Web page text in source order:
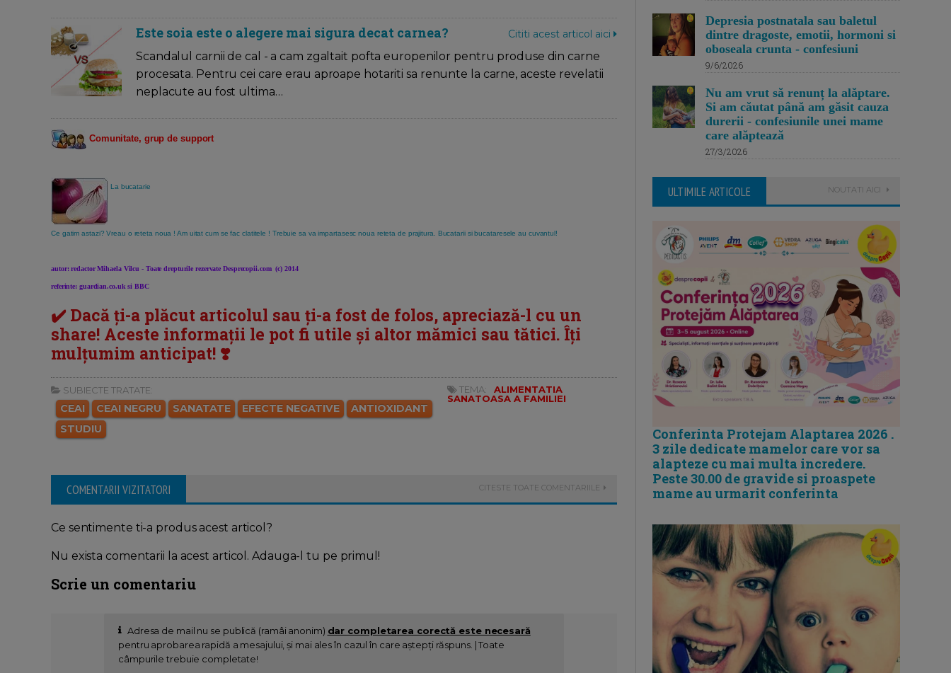
Cititi acest articol aici
Este soia este o alegere mai sigura decat carnea?
Scandalul carnii de cal - a cam zgaltait pofta europenilor pentru produse din carne
procesata. Pentru cei care erau aproape hotariti sa renunte la carne, aceste revelatii
neplacute au fost ultima…
Comunitate, grup de support
La bucatarie
Ce gatim astazi? Vreau o reteta noua ! Am uitat cum se fac clatitele ! Trebuie sa va impartasesc noua reteta de prajitura. Bucatarii si bucataresele au cuvantul!
autor: redactor Mihaela Vilcu - Toate drepturile rezervate Desprecopii.com (c) 2014
referinte: guardian.co.uk si BBC
✔️ Dacă ți-a plăcut articolul sau ți-a fost de folos, apreciază-l cu un
share! Aceste informații le pot fi utile și altor mămici sau tătici. Îți
mulțumim anticipat! ❣️
SUBIECTE TRATATE:
CEAI CEAI NEGRU SANATATE EFECTE NEGATIVE
ANTIOXIDANT
STUDIU
TEMA:
ALIMENTATIA
SANATOASA A FAMILIEI
COMENTARII VIZITATORI CITESTE TOATE COMENTARIILE
Ce sentimente ti-a produs acest articol?
Nu exista comentarii la acest articol. Adauga-l tu pe primul!
Scrie un comentariu
Adresa de mail nu se publică (ramâi anonim) dar completarea corectă este necesară
pentru aprobarea rapidă a mesajului, și mai ales în cazul în care aștepți răspuns. | Toate
câmpurile trebuie completate!
Depresia postnatala sau baletul
dintre dragoste, emotii, hormoni si
oboseala crunta - confesiuni
9/6/2026
Nu am vrut să renunț la alăptare.
Si am căutat până am găsit cauza
durerii - confesiunile unei mame
care alăptează
27/3/2026
ULTIMILE ARTICOLE NOUTATI AICI
Conferinta Protejam Alaptarea 2026 .
3 zile dedicate mamelor care vor sa
alapteze cu mai multa incredere.
Peste 30.00 de gravide si proaspete
mame au urmarit conferinta